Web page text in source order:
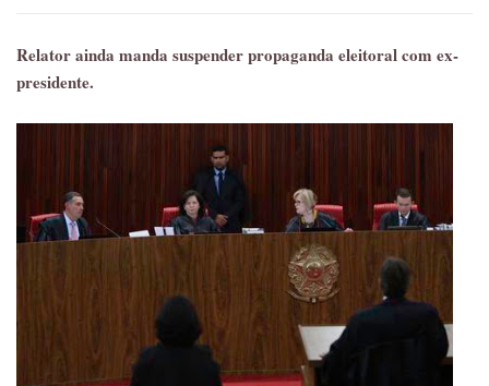
Relator ainda manda suspender propaganda eleitoral com ex-
presidente.